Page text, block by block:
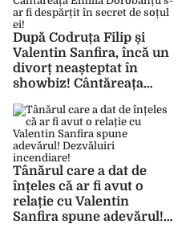
După Codruța Filip și
Valentin Sanfira, încă un
divorț neașteptat în
showbiz! Cântăreața
despărțit în secret de
soțul ei!
Tânărul care a dat de
înțeles că ar fi avut o
relație cu Valentin
Sanfira spune adevărul!